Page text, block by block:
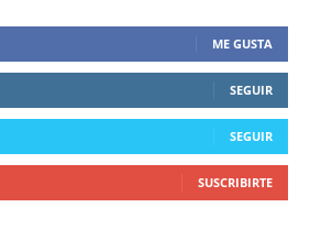
ME GUSTA
SEGUIR
SEGUIR
SUSCRIBIRTE